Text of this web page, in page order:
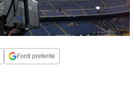
Fonti preferite